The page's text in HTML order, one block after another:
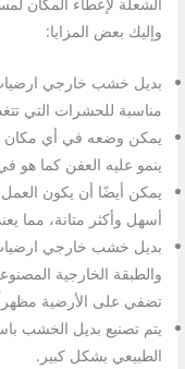
وإليك بعض المزايا:
بديل خشب خارجي ارضيات
مناسبة للحشرات التي
يمكن وضعه في أي مكان
ينمو عليه العفن كما هو
يمكن أيضًا أن يكون
أسهل وأكثر متانة، مما
بديل خشب خارجي ارضيات
والطبقة الخارجية
تضفي على الأرضية مظهراً
يتم تصنيع بديل الخشب
الطبيعي بشكل كبير.